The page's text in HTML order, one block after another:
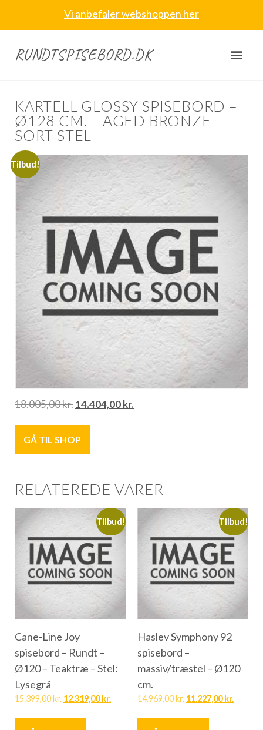
Vi anbefaler webshoppen her
RUNDTSPISEBORD.DK
KARTELL GLOSSY SPISEBORD –
Ø128 CM. – AGED BRONZE –
SORT STEL
Tilbud!
18.005,00kr.14.404,00kr.
GÅ TIL SHOP
RELATEREDE VARER
Tilbud!
Cane-Line Joy
spisebord – Rundt –
Ø120 – Teaktræ – Stel:
Lysegrå
15.399,00kr. 12.319,00kr.
Tilbud!
Haslev Symphony 92
spisebord –
massiv/træstel – Ø120
cm.
14.969,00kr. 11.227,00kr.